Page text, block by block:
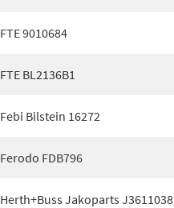
FTE 9010684
FTE BL2136B1
Febi Bilstein 16272
Ferodo FDB796
Herth+Buss Jakoparts J3611038